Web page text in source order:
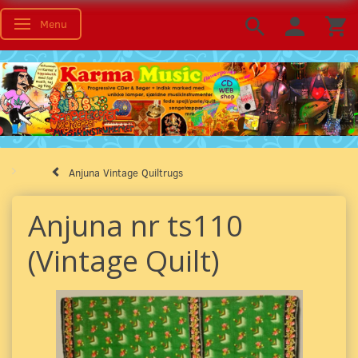
Toggle navigation
Menu
Anjuna Vintage Quiltrugs
Anjuna nr ts110
(Vintage Quilt)